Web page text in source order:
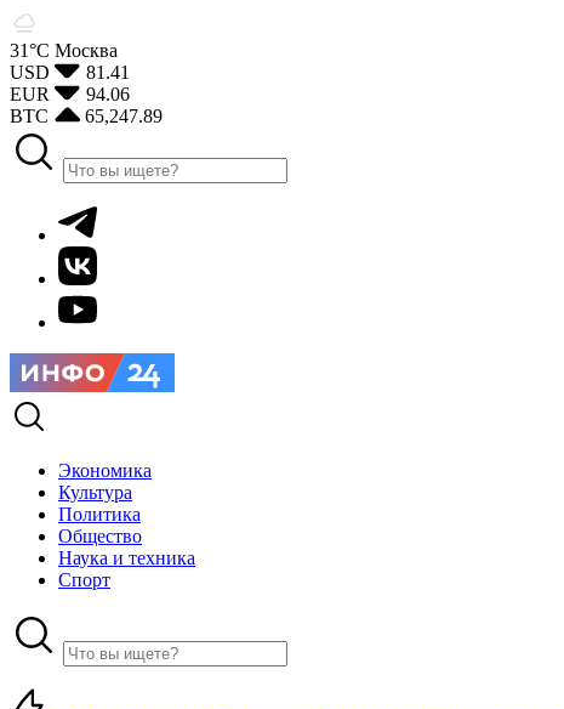
31°С Москва
USD
81.41
EUR
94.06
BTC
65,247.89
Экономика
Культура
Политика
Общество
Наука и техника
Спорт